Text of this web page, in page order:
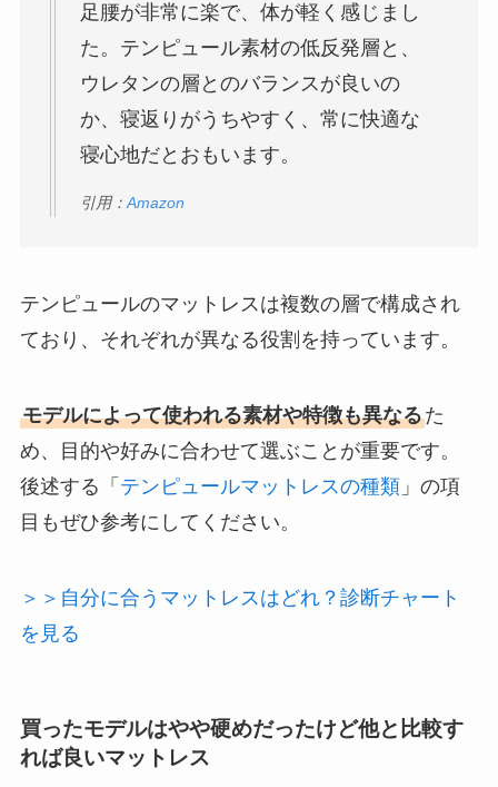
足腰が非常に楽で、体が軽く感じまし
た。テンピュール素材の低反発層と、
ウレタンの層とのバランスが良いの
か、寝返りがうちやすく、常に快適な
寝心地だとおもいます。
引用： Amazon
テンピュールのマットレスは複数の層で構成され
ており、それぞれが異なる役割を持っています。
モデルによって使われる素材や特徴も異なるた
め、目的や好みに合わせて選ぶことが重要です。
後述する「 テンピュールマットレスの種類」の項
目もぜひ参考にしてください。
＞＞自分に合うマットレスはどれ？診断チャート
を見る
買ったモデルはやや硬めだったけど他と比較す
れば良いマットレス